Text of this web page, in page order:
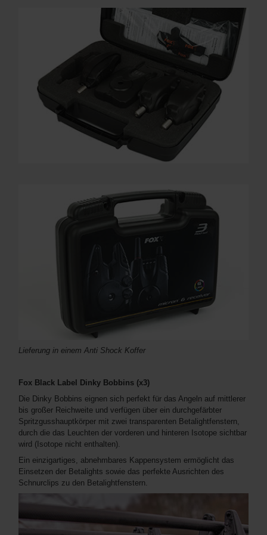
Lieferung in einem Anti Shock Koffer
Fox Black Label Dinky Bobbins (x3)
Die Dinky Bobbins eignen sich perfekt für das Angeln auf mittlerer
bis großer Reichweite und verfügen über ein durchgefärbter
Spritzgusshauptkörper mit zwei transparenten Betalightfenstern,
durch die das Leuchten der vorderen und hinteren Isotope sichtbar
wird (Isotope nicht enthalten).
Ein einzigartiges, abnehmbares Kappensystem ermöglicht das
Einsetzen der Betalights sowie das perfekte Ausrichten des
Schnurclips zu den Betalightfenstern.